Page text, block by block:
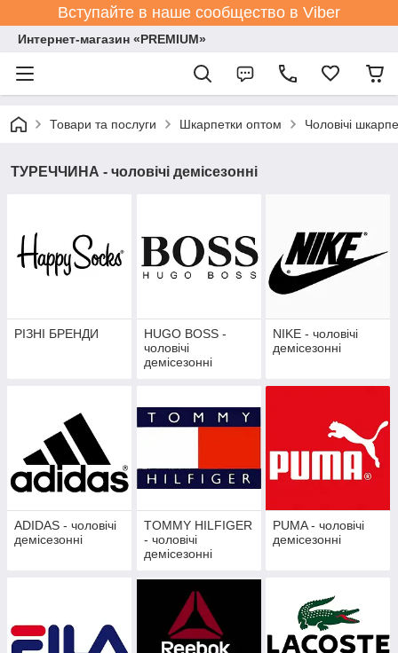
Вступайте в наше сообщество в Viber
Интернет-магазин «PREMIUM»
Товари та послуги Шкарпетки оптом Чоловічі
ТУРЕЧЧИНА - чоловічі демісезонні
РІЗНІ БРЕНДИ
HUGO BOSS -
чоловічі
демісезонні
NIKE - чоловічі
демісезонні
ADIDAS - чоловічі
демісезонні
TOMMY HILFIGER
- чоловічі
демісезонні
PUMA - чоловічі
демісезонні